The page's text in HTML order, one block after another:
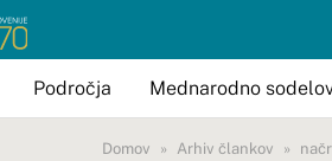
Področja Mednarodno
Domov Arhiv člankov